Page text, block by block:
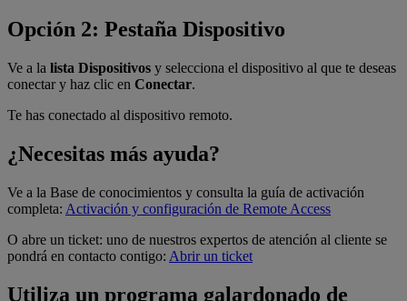
Opción 2: Pestaña Dispositivo
Ve a la lista Dispositivos y selecciona el dispositivo al que te deseas
conectar y haz clic en Conectar.
Te has conectado al dispositivo remoto.
¿Necesitas más ayuda?
Ve a la Base de conocimientos y consulta la guía de activación
completa: Activación y configuración de Remote Access
O abre un ticket: uno de nuestros expertos de atención al cliente se
pondrá en contacto contigo: Abrir un ticket
Utiliza un programa galardonado de